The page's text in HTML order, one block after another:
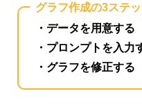
グラフ作成の3ステ
・データを用意する
・プロンプトを入力
・グラフを修正する